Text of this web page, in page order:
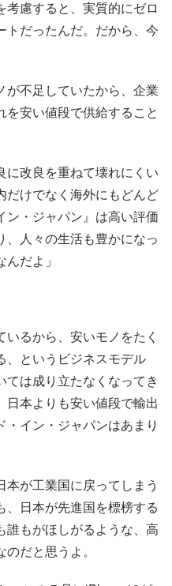
慮すると、実質的にゼロ
トだったんだ。だから、今
不足していたから、企業
安い値段で供給すること
改良を重ねて壊れにくい
だけでなく海外にもどんど
ン・ジャパン』は高い評価
、人々の生活も豊かになっ
だよ」
るから、安いモノをたく
、というビジネスモデル
は成り立たなくなってき
日本よりも安い値段で輸出
イン・ジャパンはあまり
が工業国に戻ってしまう
、日本が先進国を標榜する
誰もがほしがるような、高
だと思うよ。